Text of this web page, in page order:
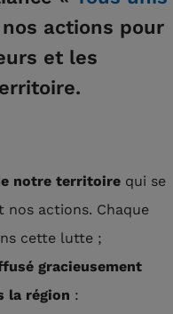
actions pour
et les
notre territoire qui se
nos actions. Chaque
cette lutte ;
gracieusement
la région :